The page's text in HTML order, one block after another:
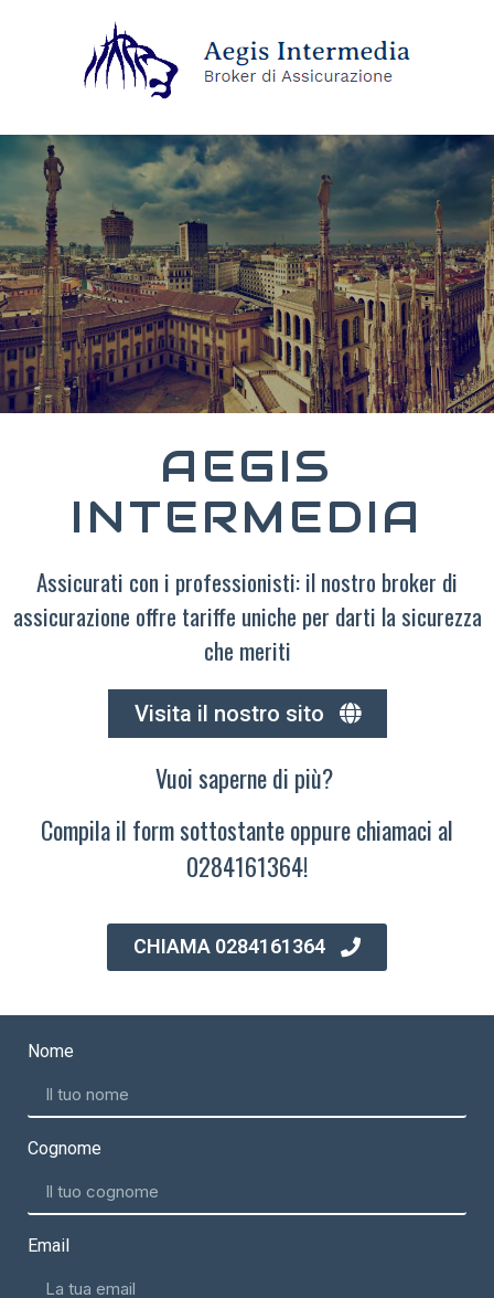
AEGIS
INTERMEDIA
Assicurati con i professionisti: il nostro broker di
assicurazione offre tariffe uniche per darti la sicurezza
che meriti
Visita il nostro sito
Vuoi saperne di più?
Compila il form sottostante oppure chiamaci al
0284161364!
CHIAMA 0284161364
Nome
Cognome
Email